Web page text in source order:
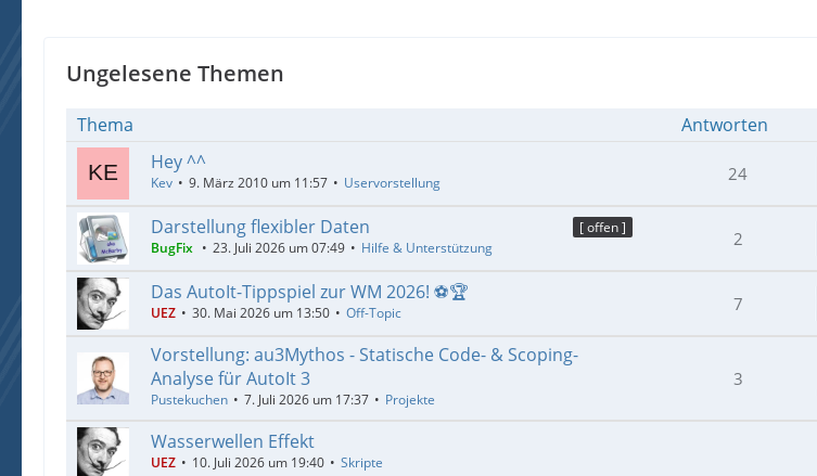
Ungelesene Themen
Thema Antworten
Hey ^^
Kev 9. März 2010 um 11:57 Uservorstellung 24
[ offen ]
Darstellung flexibler Daten
BugFix 23. Juli 2026 um 07:49 Hilfe & Unterstützung 2
Das AutoIt-Tippspiel zur WM 2026! ⚽🏆
UEZ 30. Mai 2026 um 13:50 Off-Topic 7
Vorstellung: au3Mythos - Statische Code- & Scoping-
Analyse für AutoIt 3
Pustekuchen 7. Juli 2026 um 17:37 Projekte
3
Wasserwellen Effekt
UEZ 10. Juli 2026 um 19:40 Skripte